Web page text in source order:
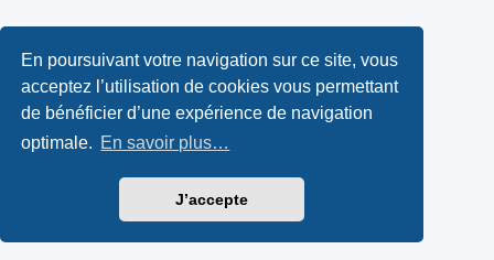
En poursuivant votre navigation sur ce site, vous
acceptez l’utilisation de cookies vous permettant
de bénéficier d’une expérience de navigation
optimale. En savoir plus…
J’accepte